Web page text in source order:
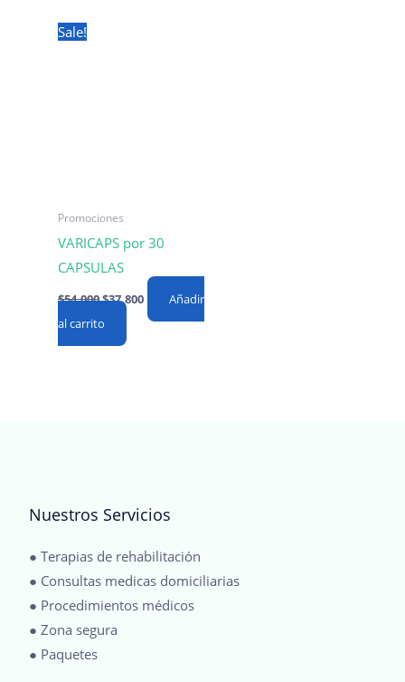
Sale!
Promociones
VARICAPS por 30
CAPSULAS
$54,000Original
price
was:
$54,000.
$37,800Current
price
is:
Añadir
al carrito
Nuestros Servicios
● Terapias de rehabilitación
● Consultas medicas domiciliarias
● Procedimientos médicos
● Zona segura
● Paquetes